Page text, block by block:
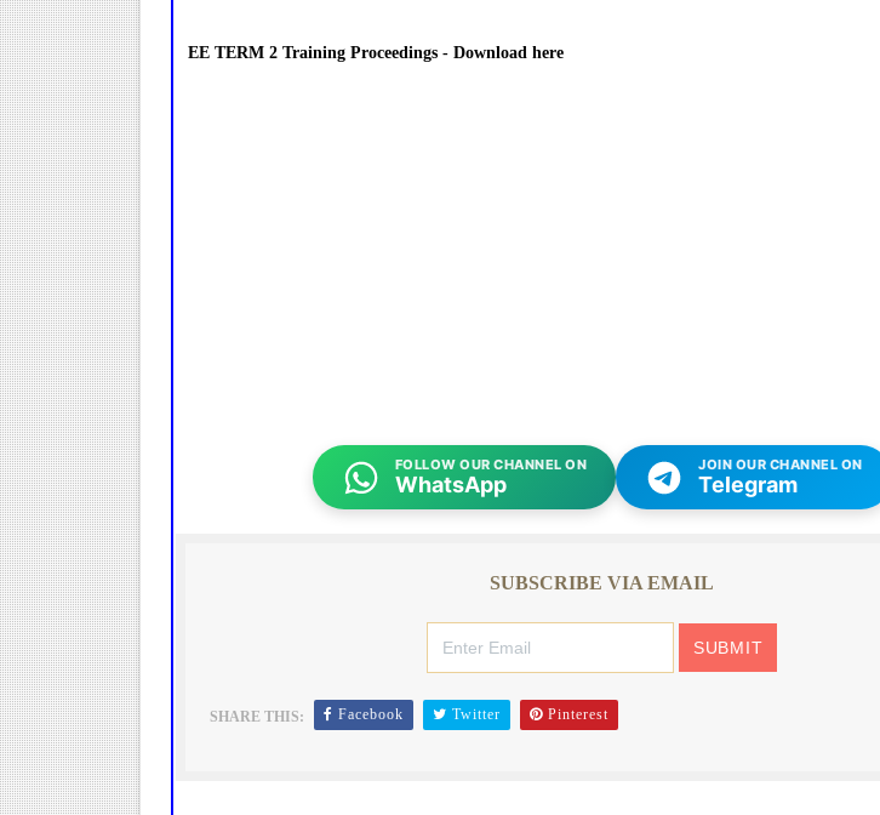
EE TERM 2 Training Proceedings - Download here
FOLLOW OUR CHANNEL ON
WhatsApp
JOIN OUR CHANNEL ON
Telegram
SUBSCRIBE VIA EMAIL
SHARE THIS: Facebook Twitter Pinterest